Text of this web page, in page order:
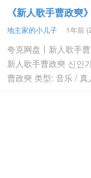
《新人歌手曹政奭
地主家的小儿子 1年前
夸克网盘丨新人歌手
新人歌手曹政奭 신인
曹政奭 类型: 音乐 /